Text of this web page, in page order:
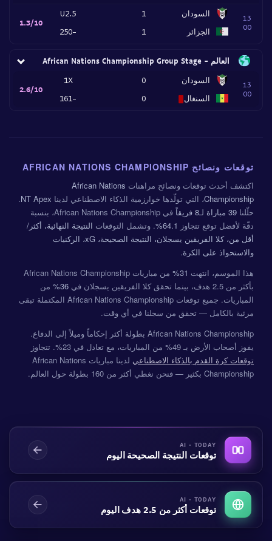
13
00
السودان
الجزائر
1
1
U2.5
-250
1.3/10
العالم - African Nations Championship Group Stage
13
00
السودان
السنغال
0
0
1X
-161
2.6/10
توقعات ونصائح AFRICAN NATIONS CHAMPIONSHIP
اكتشف أحدث توقعات ونصائح مراهنات African Nations
Championship، التي تولّدها خوارزمية الذكاء الاصطناعي لدينا NT Apex
.
حلّلنا 39 مباراة لـ8 فريقاً
في African Nations Championship، بنسبة
دقّة لأفضل توقع تتجاوز 64.1% . وتشمل التوقعات النتيجة النهائية، أكثر/
أقل من، كلا الفريقين يسجلان، النتيجة الصحيحة، xG، الركنيات
والاستحواذ على الكرة.
هذا الموسم، انتهت 31%
من مباريات African Nations Championship
بأكثر من 2.5 هدف، بينما تحقق كلا الفريقين يسجلان في
36%
من
المباريات. جميع توقعات African Nations Championship المكتملة تبقى
مرئية بالكامل — تحقق من سجلنا في أي وقت.
African Nations Championship بطولة أكثر إحكاماً وميلاً إلى الدفاع.
يفوز أصحاب الأرض بـ 49% من المباريات، مع تعادل في 23%. تتجاوز
توقعات كرة القدم بالذكاء الاصطناعي
لدينا مباريات African Nations
Championship بكثير — فنحن نغطي أكثر من 160 بطولة حول العالم.
AI · TODAY
توقعات النتيجة الصحيحة اليوم
AI · TODAY
توقعات أكثر من 2.5 هدف اليوم